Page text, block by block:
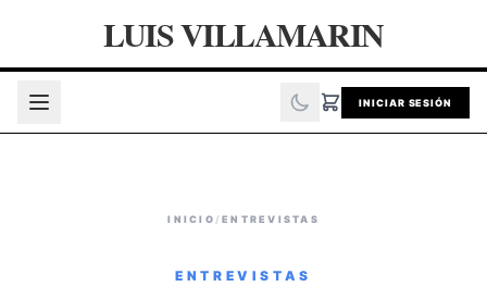
LUIS VILLAMARIN
INICIAR SESIÓN
INICIO / ENTREVISTAS
ENTREVISTAS